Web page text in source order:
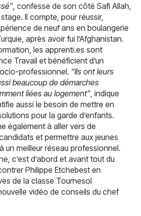
, confesse de son côté Safi Allah,
Il compte, pour réussir,
de neuf ans en boulangerie
après avoir fui l’Afghanistan.
les apprenti.es sont
Travail et bénéficient d’un
professionnel. “Ils ont leurs
beaucoup de démarches
liées au logement” , indique
aussi le besoin de mettre en
pour la garde d’enfants.
également à aller vers de
et permettre aux jeunes
un meilleur réseau professionnel.
c’est d’abord et avant tout du
Philippe Etchebest en
de la classe Tournesol
vidéo de conseils du chef